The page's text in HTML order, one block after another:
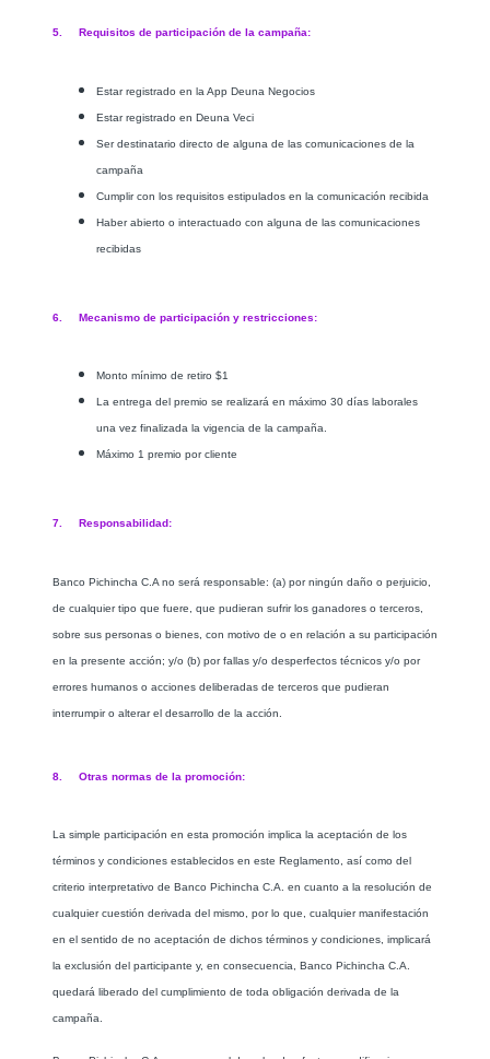
5. Requisitos de participación de la campaña:
Estar registrado en la App Deuna Negocios
Estar registrado en Deuna Veci
Ser destinatario directo de alguna de las comunicaciones de la
campaña
Cumplir con los requisitos estipulados en la comunicación recibida
Haber abierto o interactuado con alguna de las comunicaciones
recibidas
6. Mecanismo de participación y restricciones:
Monto mínimo de retiro $1
La entrega del premio se realizará en máximo 30 días laborales
una vez finalizada la vigencia de la campaña.
Máximo 1 premio por cliente
7. Responsabilidad:
Banco Pichincha C.A no será responsable: (a) por ningún daño o perjuicio,
de cualquier tipo que fuere, que pudieran sufrir los ganadores o terceros,
sobre sus personas o bienes, con motivo de o en relación a su participación
en la presente acción; y/o (b) por fallas y/o desperfectos técnicos y/o por
errores humanos o acciones deliberadas de terceros que pudieran
interrumpir o alterar el desarrollo de la acción.
8. Otras normas de la promoción:
La simple participación en esta promoción implica la aceptación de los
términos y condiciones establecidos en este Reglamento, así como del
criterio interpretativo de Banco Pichincha C.A. en cuanto a la resolución de
cualquier cuestión derivada del mismo, por lo que, cualquier manifestación
en el sentido de no aceptación de dichos términos y condiciones, implicará
la exclusión del participante y, en consecuencia, Banco Pichincha C.A.
quedará liberado del cumplimiento de toda obligación derivada de la
campaña.